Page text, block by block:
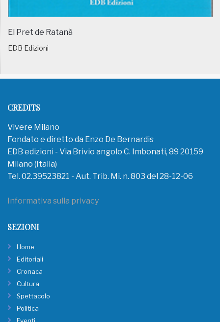
El Pret de Ratanà
EDB Edizioni
CREDITS
Vivere Milano
Fondato e diretto da Enzo De Bernardis
EDB edizioni - Via Brivio angolo C. Imbonati, 89 20159
Milano (Italia)
Tel. 02.39523821 - Aut. Trib. Mi. n. 803 del 28-12-06
Informativa sulla privacy
SEZIONI
Home
Editoriali
Cronaca
Cultura
Spettacolo
Politica
Eventi